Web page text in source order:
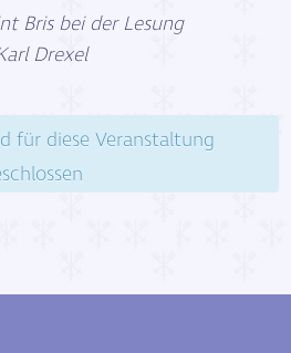
Bris bei der Lesung
Drexel
für diese Veranstaltung